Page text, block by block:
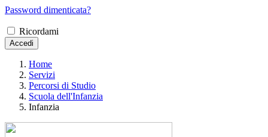
Password dimenticata?
Ricordami
Accedi
Home
Servizi
Percorsi di Studio
Scuola dell'Infanzia
Infanzia